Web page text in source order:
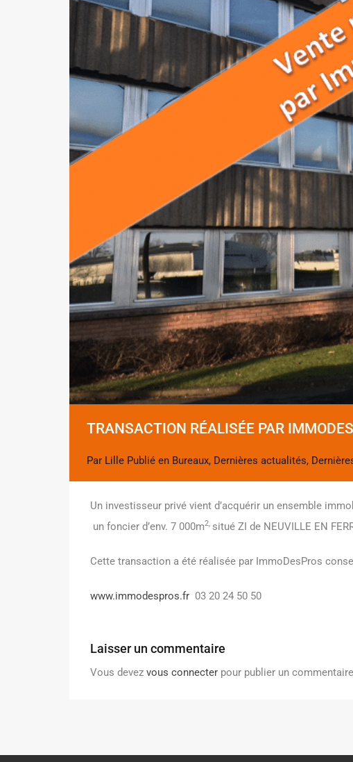
TRANSACTION RÉALISÉE PAR
Par Lille Publié en Bureaux, Dernières actualités,
Un investisseur privé vient d’acquérir un ensemble
un foncier d’env. 7 000m2, situé ZI de NEUVILLE EN
Cette transaction a été réalisée par ImmoDesPros
www.immodespros.fr 03 20 24 50 50
Laisser un commentaire
Vous devez vous connecter pour publier un